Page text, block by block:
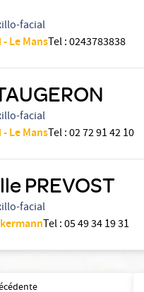
facial
Le MansTel:0243783838
facial
Le MansTel:02 72 91 42 10
PREVOST
facial
Tel:05 49 34 19 31